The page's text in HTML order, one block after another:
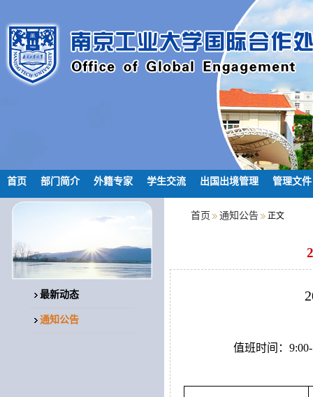
首页 部门简介 外籍专家 学生交流 出国出境管理 管理文件
最新动态
通知公告
首页 通知公告 正文
值班时间：